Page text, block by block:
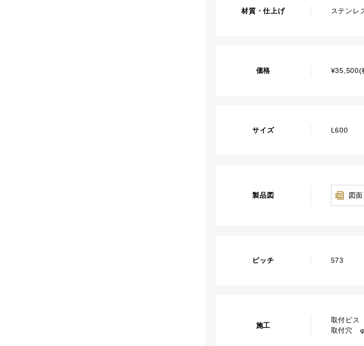
材質・仕上げ ステンレ
価格 ¥35,500(
サイズ L600
製品図 図
ピッチ 573
施工
取付ビ
取付穴